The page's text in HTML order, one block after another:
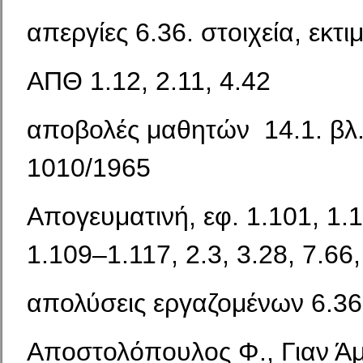
απεργίες 6.36. στοιχεία,
ΑΠΘ 1.12, 2.11, 4.42
αποβολές μαθητών 14.1. βλ.
1010/1965
Απογευματινή, εφ. 1.101,
1.109–1.117, 2.3, 3.28,
απολύσεις εργαζομένων 6.36
Αποστολόπουλος Φ., Γιαν